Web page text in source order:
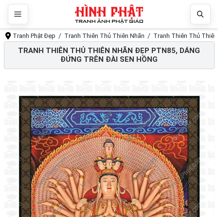
Tranh Phật Đẹp Tranh Thiên Thủ Thiên Nhãn Tranh Thiên Thủ
TRANH THIÊN THỦ THIÊN NHÃN ĐẸP PTN85, DÁNG
ĐỨNG TRÊN ĐÀI SEN HỒNG